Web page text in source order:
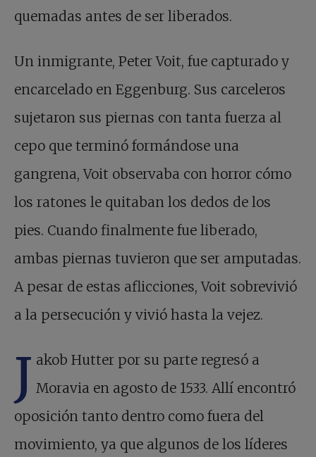
quemadas antes de ser liberados.
Un inmigrante, Peter Voit, fue capturado y
encarcelado en Eggenburg. Sus carceleros
sujetaron sus piernas con tanta fuerza al
cepo que terminó formándose una
gangrena, Voit observaba con horror cómo
los ratones le quitaban los dedos de los
pies. Cuando finalmente fue liberado,
ambas piernas tuvieron que ser amputadas.
A pesar de estas aflicciones, Voit sobrevivió
a la persecución y vivió hasta la vejez.
J akob Hutter por su parte regresó a
Moravia en agosto de 1533. Allí encontró
oposición tanto dentro como fuera del
movimiento, ya que algunos de los líderes